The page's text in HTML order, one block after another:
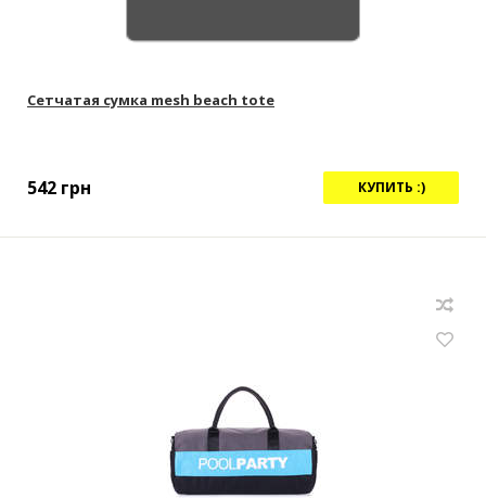
Сетчатая сумка mesh beach tote
542 грн КУПИТЬ :)